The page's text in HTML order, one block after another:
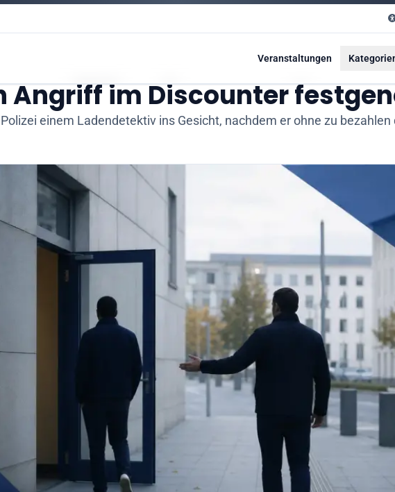
Veranstaltungen
Angriff im Discounter
einem Ladendetektiv ins Gesicht, nachdem er ohne zu